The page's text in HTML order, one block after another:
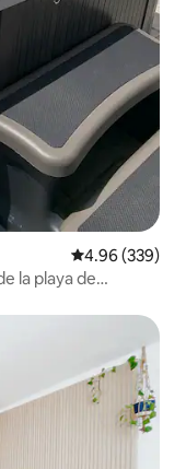
Calificación
4.96 (339)
la playa de